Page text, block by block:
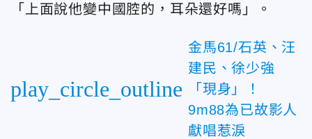
「上面說他變中國腔的，耳朵還好嗎」。
play_circle_outline
金馬61/石英、汪
建民、徐少強
「現身」！
9m88為已故影人
獻唱惹淚